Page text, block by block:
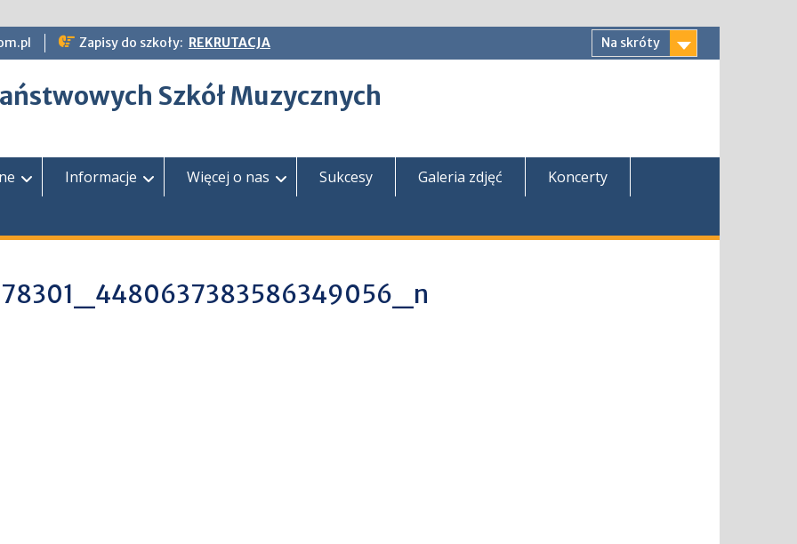
Zapisy do szkoły: REKRUTACJA Na skróty
Szkół Muzycznych
Informacje Więcej o nas Sukcesy Galeria zdjęć Koncerty